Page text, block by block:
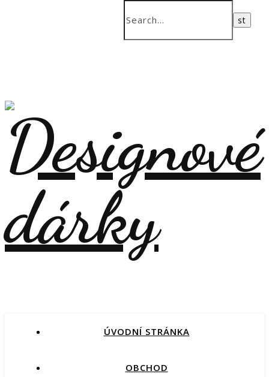
ÚVODNÍ STRÁNKA
OBCHOD